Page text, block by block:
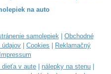
na auto
samolepiek| Obchodné
údajov Cookies
Reklamačný
Impressum
dieťa v aute nálepky na stenu